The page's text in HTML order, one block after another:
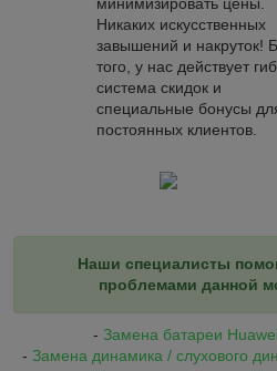
Никаких искусственных
завышений и накруток!
того, у нас действует
система скидок и
специальные бонусы
постоянных клиентов.
Наши специалисты
проблемами данной
- Замена батареи
- Замена динамика / слухового